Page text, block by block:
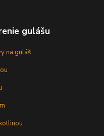
gulášu
na guláš